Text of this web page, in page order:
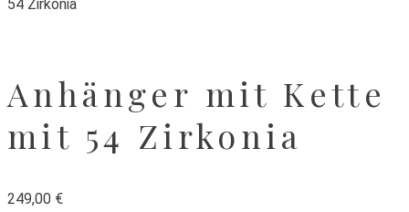
54 Zirkonia
Anhänger mit Kette
mit 54 Zirkonia
249,00 €